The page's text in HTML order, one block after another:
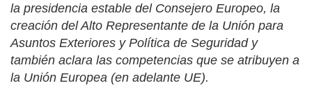
la presidencia estable del Consejero Europeo, la
creación del Alto Representante de la Unión para
Asuntos Exteriores y Política de Seguridad y
también aclara las competencias que se atribuyen a
la Unión Europea (en adelante UE).